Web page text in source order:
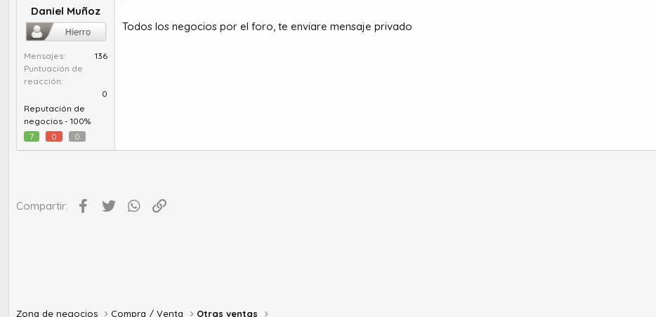
Daniel Muñoz
Mensajes
136
Puntuación de
reacción
0
Reputación de
negocios - 100%
7
0 0
Todos los negocios por el foro, te enviare mensaje privado
Compartir: Facebook
Twitter WhatsApp
Zona de negocios Compra / Venta Otras ventas